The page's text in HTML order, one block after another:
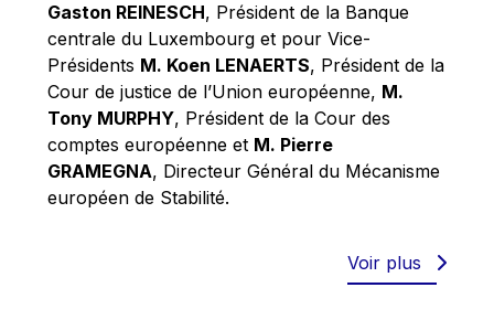
Patrizia Nanz
Philippe Maystadt
Pierre Gramegna
Richard Pelly
Robert Goebbels
Robert REYNDERS
Gaston REINESCH, Président de la Banque
centrale du Luxembourg et pour Vice-
Présidents M. Koen LENAERTS, Président de la
Cour de justice de l’Union européenne, M.
Tony MURPHY, Président de la Cour des
comptes européenne et M. Pierre
GRAMEGNA, Directeur Général du Mécanisme
européen de Stabilité.
Voir plus